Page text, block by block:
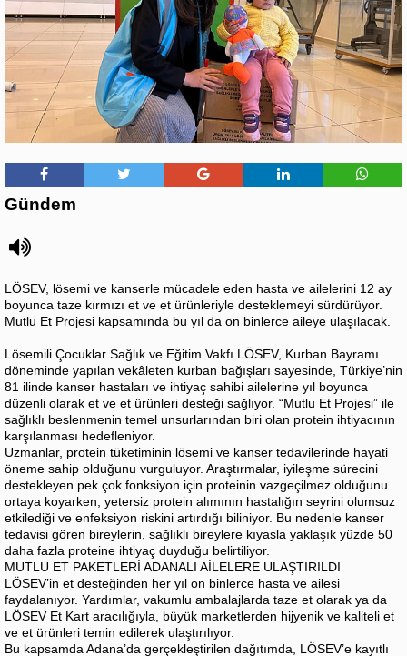
Gündem
LÖSEV, lösemi ve kanserle mücadele eden hasta ve ailelerini 12 ay
boyunca taze kırmızı et ve et ürünleriyle desteklemeyi sürdürüyor.
Mutlu Et Projesi kapsamında bu yıl da on binlerce aileye ulaşılacak.
Lösemili Çocuklar Sağlık ve Eğitim Vakfı LÖSEV, Kurban Bayramı
döneminde yapılan vekâleten kurban bağışları sayesinde, Türkiye’nin
81 ilinde kanser hastaları ve ihtiyaç sahibi ailelerine yıl boyunca
düzenli olarak et ve et ürünleri desteği sağlıyor. “Mutlu Et Projesi” ile
sağlıklı beslenmenin temel unsurlarından biri olan protein ihtiyacının
karşılanması hedefleniyor.
Uzmanlar, protein tüketiminin lösemi ve kanser tedavilerinde hayati
öneme sahip olduğunu vurguluyor. Araştırmalar, iyileşme sürecini
destekleyen pek çok fonksiyon için proteinin vazgeçilmez olduğunu
ortaya koyarken; yetersiz protein alımının hastalığın seyrini olumsuz
etkilediği ve enfeksiyon riskini artırdığı biliniyor. Bu nedenle kanser
tedavisi gören bireylerin, sağlıklı bireylere kıyasla yaklaşık yüzde 50
daha fazla proteine ihtiyaç duyduğu belirtiliyor.
MUTLU ET PAKETLERİ ADANALI AİLELERE ULAŞTIRILDI
LÖSEV’in et desteğinden her yıl on binlerce hasta ve ailesi
faydalanıyor. Yardımlar, vakumlu ambalajlarda taze et olarak ya da
LÖSEV Et Kart aracılığıyla, büyük marketlerden hijyenik ve kaliteli et
ve et ürünleri temin edilerek ulaştırılıyor.
Bu kapsamda Adana’da gerçekleştirilen dağıtımda, LÖSEV’e kayıtlı